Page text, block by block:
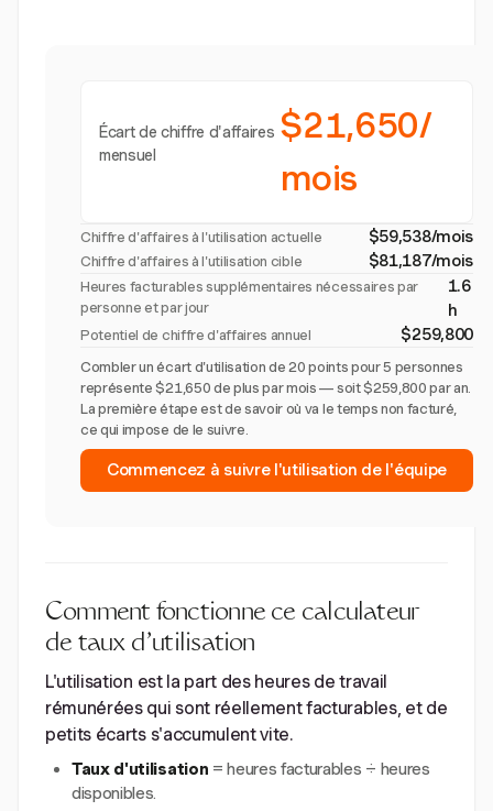
Écart de chiffre d'affaires
mensuel
$21,650/
mois
Chiffre d'affaires à l'utilisation actuelle $59,538/mois
Chiffre d'affaires à l'utilisation cible $81,187/mois
Heures facturables supplémentaires nécessaires par
personne et par jour
1.6
h
Potentiel de chiffre d'affaires annuel $259,800
Combler un écart d'utilisation de 20 points pour 5 personnes
représente $21,650 de plus par mois — soit $259,800 par an.
La première étape est de savoir où va le temps non facturé,
ce qui impose de le suivre.
Commencez à suivre l'utilisation de l'équipe
Comment fonctionne ce calculateur
de taux d'utilisation
L'utilisation est la part des heures de travail
rémunérées qui sont réellement facturables, et de
petits écarts s'accumulent vite.
Taux d'utilisation = heures facturables ÷ heures
disponibles.